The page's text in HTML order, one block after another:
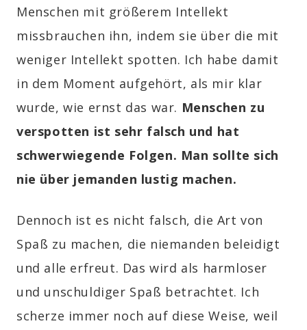
Menschen mit größerem Intellekt
missbrauchen ihn, indem sie über die mit
weniger Intellekt spotten. Ich habe damit
in dem Moment aufgehört, als mir klar
wurde, wie ernst das war. Menschen zu
verspotten ist sehr falsch und hat
schwerwiegende Folgen. Man sollte sich
nie über jemanden lustig machen.
Dennoch ist es nicht falsch, die Art von
Spaß zu machen, die niemanden beleidigt
und alle erfreut. Das wird als harmloser
und unschuldiger Spaß betrachtet. Ich
scherze immer noch auf diese Weise, weil